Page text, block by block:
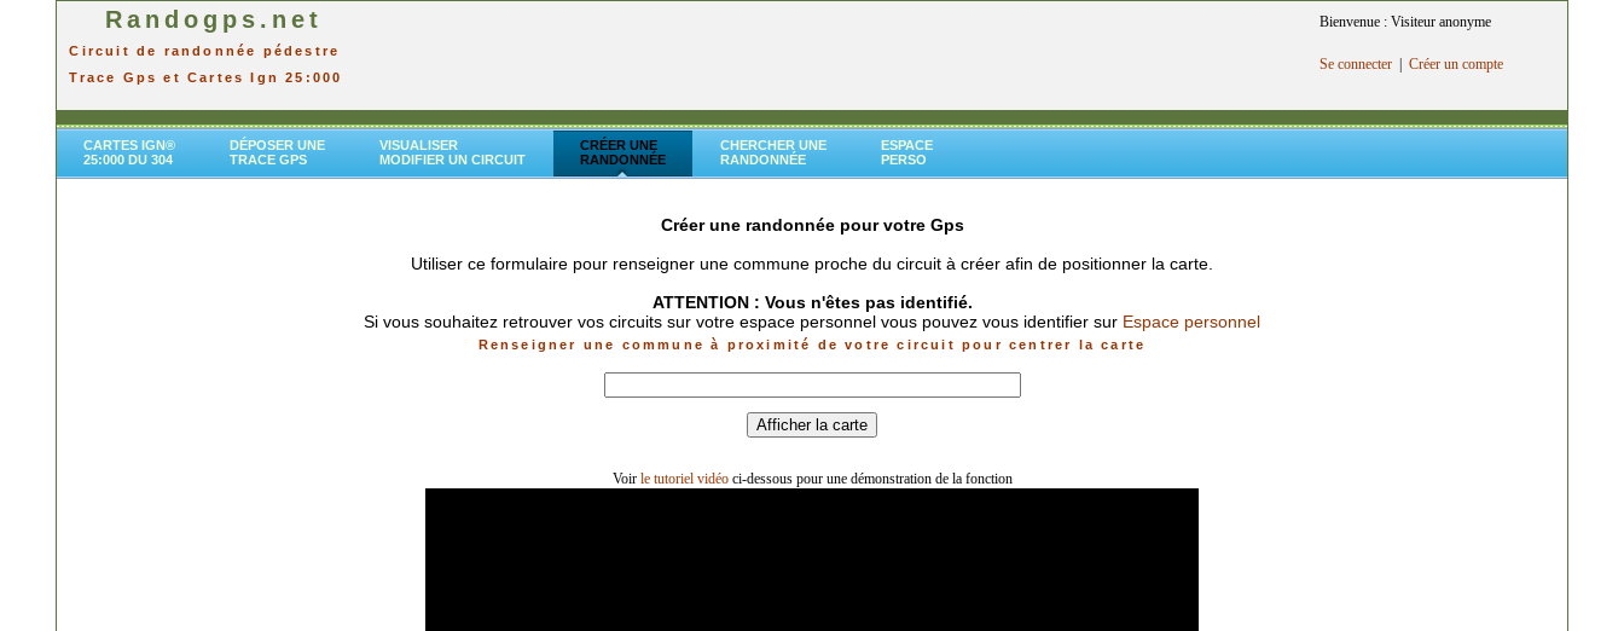
Randogps.net
Circuit de randonnée pédestre
Trace Gps et Cartes Ign 25:000
Bienvenue : Visiteur anonyme
Se connecter Créer un compte
CARTES IGN®
25:000 DU 304
DÉPOSER UNE
TRACE GPS
VISUALISER
MODIFIER UN CIRCUIT
CRÉER UNE
RANDONNÉE
CHERCHER UNE
RANDONNÉE
ESPACE
PERSO
Créer une randonnée pour votre Gps
Utiliser ce formulaire pour renseigner une commune proche du circuit à créer afin de positionner la carte.
ATTENTION : Vous n'êtes pas identifié.
Si vous souhaitez retrouver vos circuits sur votre espace personnel vous pouvez vous identifier sur Espace personnel
Renseigner une commune à proximité de votre circuit pour centrer la carte
Voir le tutoriel vidéo ci-dessous pour une démonstration de la fonction